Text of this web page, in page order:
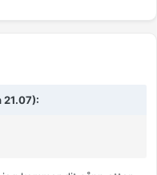
21.07):